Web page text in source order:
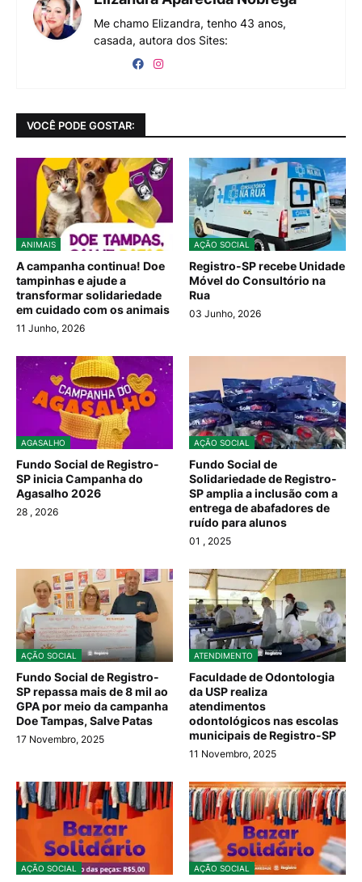
Me chamo Elizandra, tenho 43 anos,
casada, autora dos Sites:
VOCÊ PODE GOSTAR:
ANIMAIS
A campanha continua! Doe
tampinhas e ajude a
transformar solidariedade
em cuidado com os animais
11 Junho, 2026
AÇÃO SOCIAL
Registro-SP recebe Unidade
Móvel do Consultório na
Rua
03 Junho, 2026
AGASALHO
Fundo Social de Registro-
SP inicia Campanha do
Agasalho 2026
28 , 2026
AÇÃO SOCIAL
Fundo Social de
Solidariedade de Registro-
SP amplia a inclusão com a
entrega de abafadores de
ruído para alunos
01 , 2025
AÇÃO SOCIAL
Fundo Social de Registro-
SP repassa mais de 8 mil ao
GPA por meio da campanha
Doe Tampas, Salve Patas
17 Novembro, 2025
ATENDIMENTO
Faculdade de Odontologia
da USP realiza
atendimentos
odontológicos nas escolas
municipais de Registro-SP
11 Novembro, 2025
AÇÃO SOCIAL AÇÃO SOCIAL